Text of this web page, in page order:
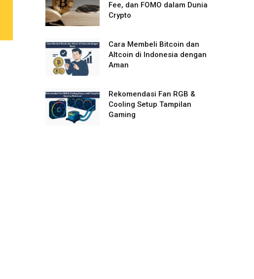
Fee, dan FOMO dalam Dunia
Crypto
Cara Membeli Bitcoin dan
Altcoin di Indonesia dengan
Aman
Rekomendasi Fan RGB &
Cooling Setup Tampilan
Gaming